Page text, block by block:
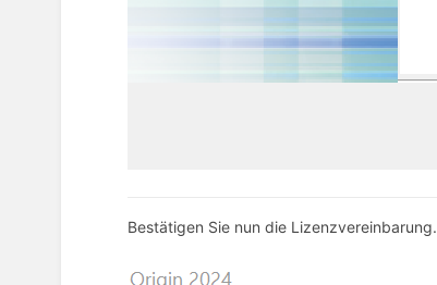
Bestätigen Sie nun die Lizenzvereinbarung.